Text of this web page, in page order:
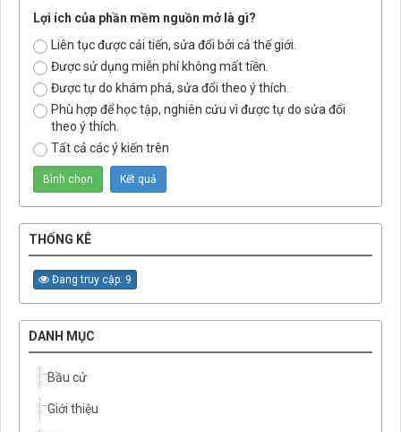
Lợi ích của phần mềm nguồn mở là gì?
Liên tục được cải tiến, sửa đổi bởi cả thế giới.
Được sử dụng miễn phí không mất tiền.
Được tự do khám phá, sửa đổi theo ý thích.
Phù hợp để học tập, nghiên cứu vì được tự do sửa đổi
theo ý thích.
Tất cả các ý kiến trên
THỐNG KÊ
Đang truy cập: 9
DANH MỤC
Bầu cử
Giới thiệu